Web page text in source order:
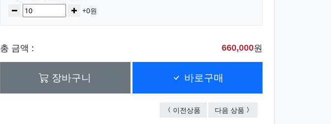
수량감소 증가+0원
총 금액 : 660,000원
장바구니 바로구매
이전상품 미니 트래블 캐리어
다음 상품 하이브케어 공기청정기